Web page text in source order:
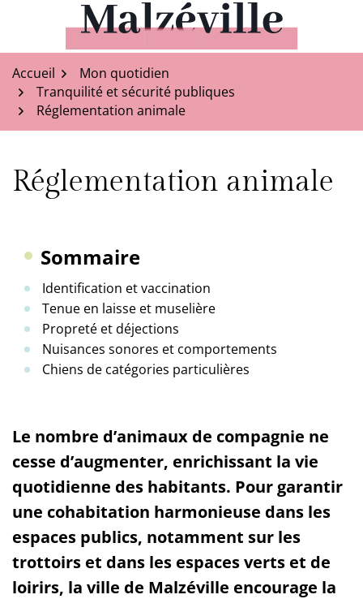
contenu
Malzéville
Accueil
Mon quotidien
Tranquilité et sécurité publiques
Réglementation animale
Réglementation animale
Sommaire
Identification et vaccination
Tenue en laisse et muselière
Propreté et déjections
Nuisances sonores et comportements
Chiens de catégories particulières
Le nombre d’animaux de compagnie ne
cesse d’augmenter, enrichissant la vie
quotidienne des habitants. Pour garantir
une cohabitation harmonieuse dans les
espaces publics, notamment sur les
trottoirs et dans les espaces verts et de
loirirs, la ville de Malzéville encourage la